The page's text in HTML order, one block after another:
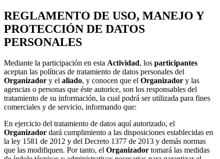
REGLAMENTO DE USO, MANEJO Y
PROTECCIÓN DE DATOS
PERSONALES
Mediante la participación en esta Actividad, los participantes
aceptan las políticas de tratamiento de datos personales del
Organizador y el aliado, y conocen que el Organizador y las
agencias o personas que éste autorice, son los responsables del
tratamiento de su información, la cual podrá ser utilizada para fines
comerciales y de servicio, informando que:
En ejercicio del tratamiento de datos aquí autorizado, el
Organizador dará cumplimiento a las disposiciones establecidas en
la ley 1581 de 2012 y del Decreto 1377 de 2013 y demás normas
que las modifiquen. Por tanto, el Organizador tomará las medidas